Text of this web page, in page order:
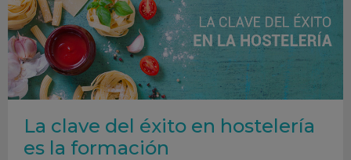
La clave del éxito en hostelería
es la formación